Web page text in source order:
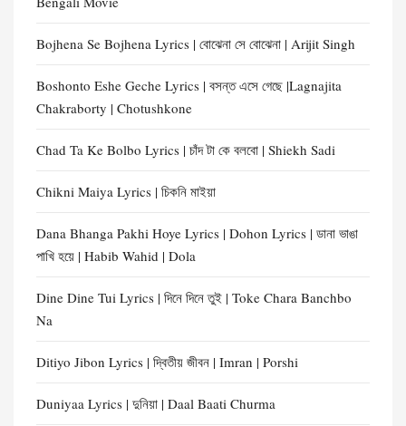
Bojhena Se Bojhena Lyrics | বোঝেনা সে বোঝেনা | Arijit Singh
Boshonto Eshe Geche Lyrics | বসন্ত এসে গেছে |Lagnajita
Chakraborty | Chotushkone
Chad Ta Ke Bolbo Lyrics | চাঁদ টা কে বলবো | Shiekh Sadi
Chikni Maiya Lyrics | চিকনি মাইয়া
Dana Bhanga Pakhi Hoye Lyrics | Dohon Lyrics | ডানা ভাঙা
পাখি হয়ে | Habib Wahid | Dola
Dine Dine Tui Lyrics | দিনে দিনে তুই | Toke Chara Banchbo
Na
Ditiyo Jibon Lyrics | দ্বিতীয় জীবন | Imran | Porshi
Duniyaa Lyrics | দুনিয়া | Daal Baati Churma